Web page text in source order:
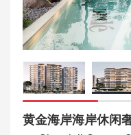
黄金海岸海岸休闲